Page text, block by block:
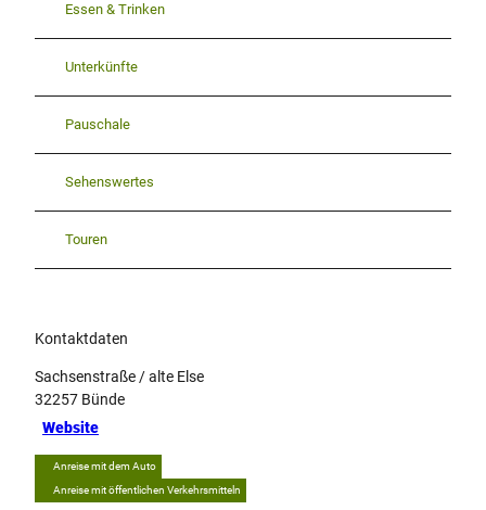
Essen & Trinken
Unterkünfte
Pauschale
Sehenswertes
Touren
Kontaktdaten
Sachsenstraße / alte Else
32257 Bünde
Website
Anreise mit dem Auto
Anreise mit öffentlichen Verkehrsmitteln